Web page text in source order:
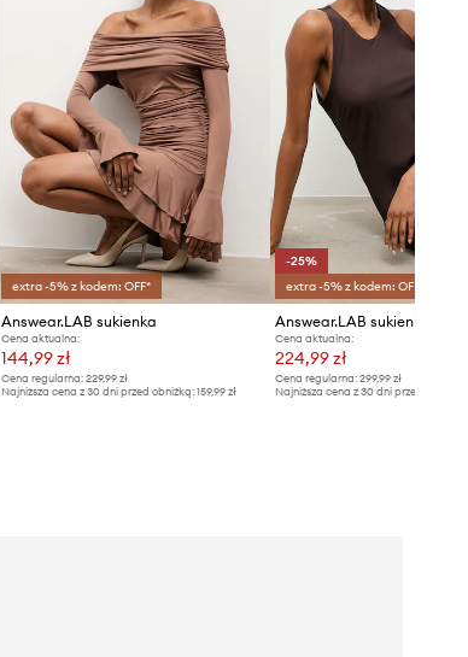
extra -5% z kodem: OFF*
Answear.LAB sukienka
Cena aktualna:
144,99 zł
Cena regularna:229,99 zł
Najniższa cena z 30 dni przed obniżką:159,99 zł
-25%
extra -5% z kodem: OFF*
Answear.LAB sukienka
Cena aktualna:
224,99 zł
Cena regularna: 299,99 zł
Najniższa cena z 30 dni przed obniżką: